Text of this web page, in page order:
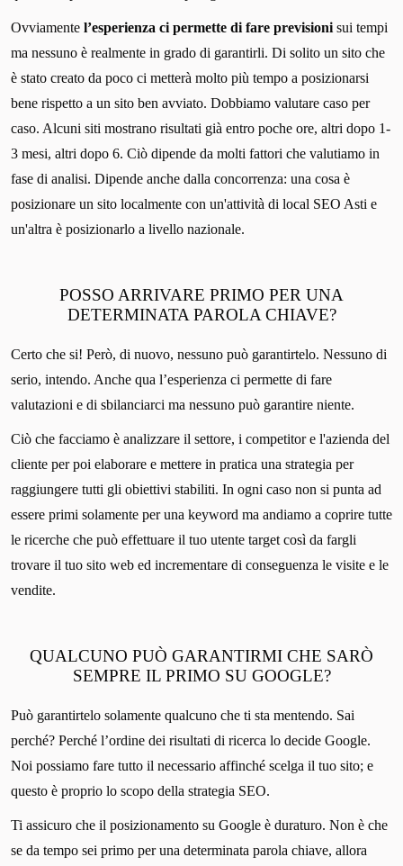
Ovviamente l’esperienza ci permette di fare previsioni sui tempi
ma nessuno è realmente in grado di garantirli. Di solito un sito che
è stato creato da poco ci metterà molto più tempo a posizionarsi
bene rispetto a un sito ben avviato. Dobbiamo valutare caso per
caso. Alcuni siti mostrano risultati già entro poche ore, altri dopo 1-
3 mesi, altri dopo 6. Ciò dipende da molti fattori che valutiamo in
fase di analisi. Dipende anche dalla concorrenza: una cosa è
posizionare un sito localmente con un'attività di local SEO Asti e
un'altra è posizionarlo a livello nazionale.
POSSO ARRIVARE PRIMO PER UNA
DETERMINATA PAROLA CHIAVE?
Certo che si! Però, di nuovo, nessuno può garantirtelo. Nessuno di
serio, intendo. Anche qua l’esperienza ci permette di fare
valutazioni e di sbilanciarci ma nessuno può garantire niente.
Ciò che facciamo è analizzare il settore, i competitor e l'azienda del
cliente per poi elaborare e mettere in pratica una strategia per
raggiungere tutti gli obiettivi stabiliti. In ogni caso non si punta ad
essere primi solamente per una keyword ma andiamo a coprire tutte
le ricerche che può effettuare il tuo utente target così da fargli
trovare il tuo sito web ed incrementare di conseguenza le visite e le
vendite.
QUALCUNO PUÒ GARANTIRMI CHE SARÒ
SEMPRE IL PRIMO SU GOOGLE?
Può garantirtelo solamente qualcuno che ti sta mentendo. Sai
perché? Perché l’ordine dei risultati di ricerca lo decide Google.
Noi possiamo fare tutto il necessario affinché scelga il tuo sito; e
questo è proprio lo scopo della strategia SEO.
Ti assicuro che il posizionamento su Google è duraturo. Non è che
se da tempo sei primo per una determinata parola chiave, allora